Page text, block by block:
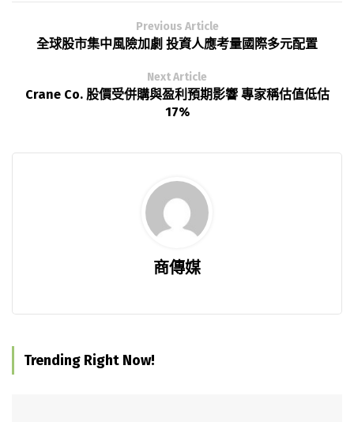
Previous Article
全球股市集中風險加劇 投資人應考量國際多元配置
Next Article
Crane Co. 股價受併購與盈利預期影響 專家稱估值低估
17%
商傳媒
Trending Right Now!